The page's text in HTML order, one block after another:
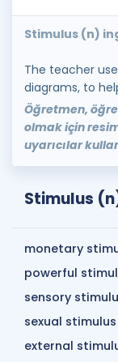
Stimulus (n)
The teacher
diagrams, to
Öğretmen,
olmak için
uyarıcılar
Stimulus
monetary
powerful
sensory
sexual stimulus
external